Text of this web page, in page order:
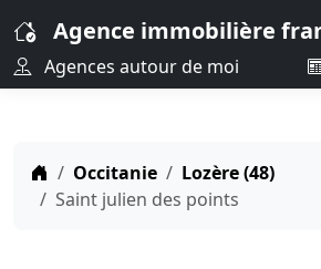
Agence immobilière
Agences autour de moi
Occitanie
Lozère (48)
Saint julien des points